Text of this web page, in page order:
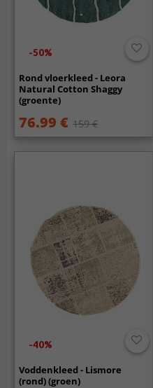
-50%
Rond vloerkleed - Leora
Natural Cotton Shaggy
(groente)
76.99 € 159 €
-40%
Voddenkleed - Lismore
(rond) (groen)